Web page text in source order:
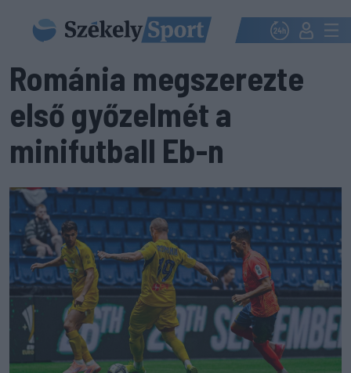
Románia megszerezte
első győzelmét a
minifutball Eb-n